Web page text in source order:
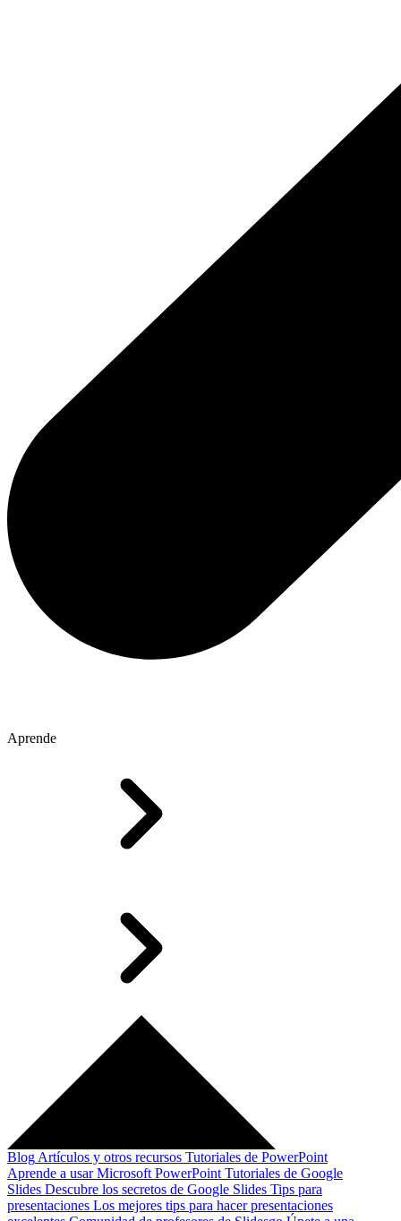
Aprende
Blog Artículos y otros recursos Tutoriales de PowerPoint
Aprende a usar Microsoft PowerPoint Tutoriales de Google
Slides Descubre los secretos de Google Slides Tips para
presentaciones Los mejores tips para hacer presentaciones